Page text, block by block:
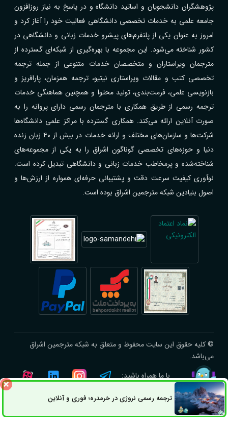
پژوهشگران دانشجویان و اساتید دانشگاه و در پاسخ به نیاز روزافزون
جامعه علمی به خدمات تخصصی دانشگاهی فعالیت خود را آغاز کرد و
امروز به عنوان یکی از پلتفرم‌های پیشرو خدمات زبانی و دانشگاهی در
کشور شناخته می‌شود. این مجموعه با بهره‌گیری از شبکه‌ای گسترده از
مترجمان ویراستاران و متخصصان خدمات متنوعی از جمله ترجمه
تخصصی کتب و مقالات ویراستاری نیتیو، ترجمه همزمان، پارافریز و
بازنویسی علمی، فرمت‌بندی، تولید محتوا و همچنین هماهنگی خدمات
ترجمه رسمی از طریق همکاری با مترجمان رسمی دارای پروانه را به
صورت آنلاین ارائه می‌کند. همکاری گسترده با مراکز علمی دانشگاه‌ها
شرکت‌ها و سازمان‌های مختلف و ارائه خدمات در بیش از ۴۰ زبان زنده
دنیا و حوزه‌های تخصصی گوناگون اشراق را به یکی از مجموعه‌های
شناخته‌شده و پرمخاطب خدمات زبانی و دانشگاهی تبدیل کرده است.
نوآوری کیفیت سرعت دقت و پشتیبانی حرفه‌ای همواره از ارزش‌ها و
اصول بنیادین شبکه مترجمین اشراق بوده است.
© کلیه حقوق این سایت محفوظ و متعلق به شبکه مترجمین اشراق
می‌باشد.
با ما همراه باشید:
ترجمه رسمی نروژی در خرمدره؛ فوری و آنلاینثبت سفارش راه های ارتباطی